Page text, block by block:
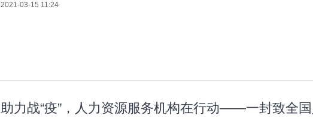
2021-03-15 11:24
助力战“疫”，人力资源服务机构在行动——一封致全